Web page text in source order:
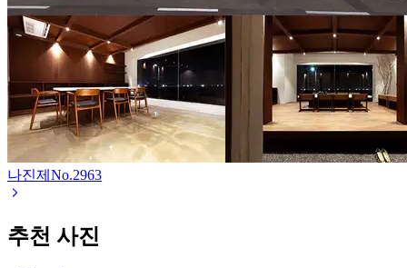
나진제 No.2963
추천 사진